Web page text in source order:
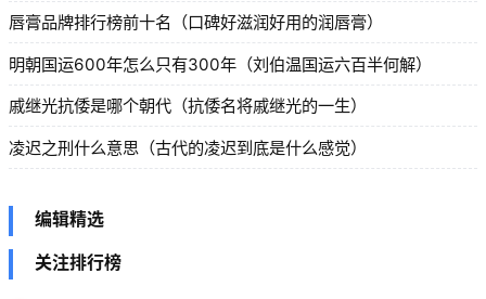
唇膏品牌排行榜前十名（口碑好滋润好用的润唇膏）
明朝国运600年怎么只有300年（刘伯温国运六百半何解）
戚继光抗倭是哪个朝代（抗倭名将戚继光的一生）
凌迟之刑什么意思（古代的凌迟到底是什么感觉）
关注排行榜
编辑精选